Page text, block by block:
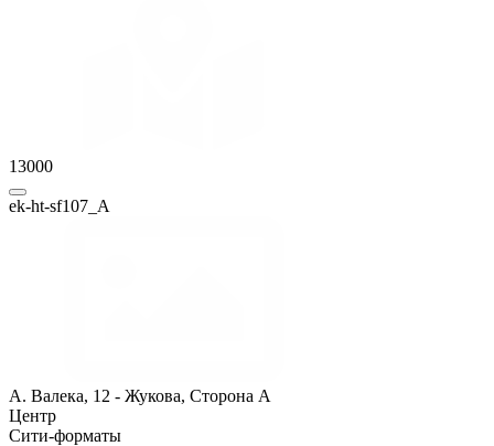
13000
ek-ht-sf107_A
А. Валека, 12 - Жукова, Сторона A
Центр
Сити-форматы